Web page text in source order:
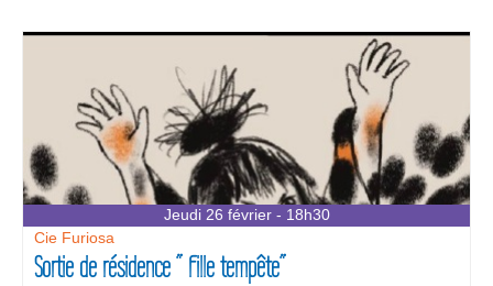
Jeudi 26 février - 18h30
Cie Furiosa
Sortie de résidence ” Fille tempête”